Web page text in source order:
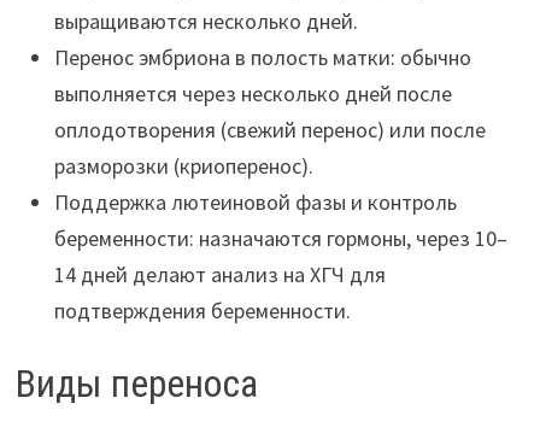
выращиваются несколько дней.
Перенос эмбриона в полость матки: обычно
выполняется через несколько дней после
оплодотворения (свежий перенос) или после
разморозки (криоперенос).
Поддержка лютеиновой фазы и контроль
беременности: назначаются гормоны, через 10–
14 дней делают анализ на ХГЧ для
подтверждения беременности.
Виды переноса